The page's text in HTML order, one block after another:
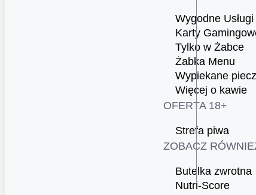
Wygodne Usługi
Karty
Tylko w Żabce
Żabka Menu
Wypiekane
Więcej o kawie
OFERTA 18+
Strefa piwa
ZOBACZ
Butelka zwrotna
Nutri-Score